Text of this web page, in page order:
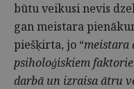
būtu veikusi nevis
gan meistara
piešķirta, jo “meistara
psiholoģiskiem
darbā un izraisa ātru